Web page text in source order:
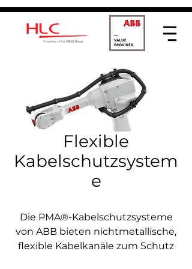
Flexible
Kabelschutzsystem
e
Die PMA®-Kabelschutzsysteme
von ABB bieten nichtmetallische,
flexible Kabelkanäle zum Schutz